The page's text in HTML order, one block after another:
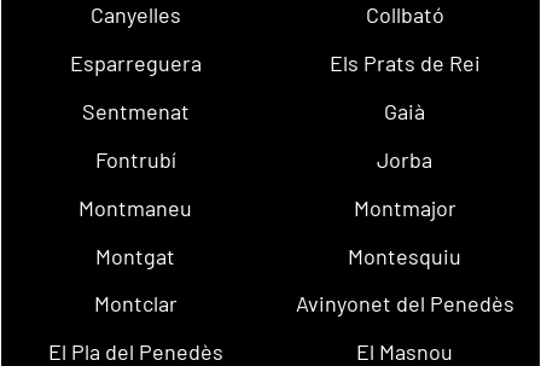
Canyelles
Collbató
Esparreguera
Els Prats de Rei
Sentmenat
Gaià
Fontrubí
Jorba
Montmaneu
Montmajor
Montgat
Montesquiu
Montclar
Avinyonet del Penedès
El Pla del Penedès
El Masnou